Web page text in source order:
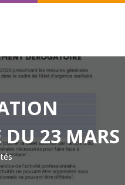
DU 23 MARS